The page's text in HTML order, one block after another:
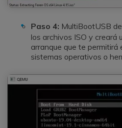
Paso 4: MultiBootUSB
los archivos ISO y creará
arranque que te permitirá
sistemas operativos o